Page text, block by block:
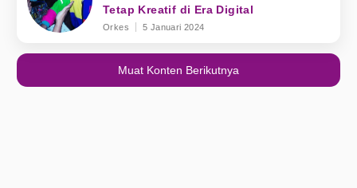
Tetap Kreatif di Era Digital
Orkes 5 Januari 2024
Muat Konten Berikutnya